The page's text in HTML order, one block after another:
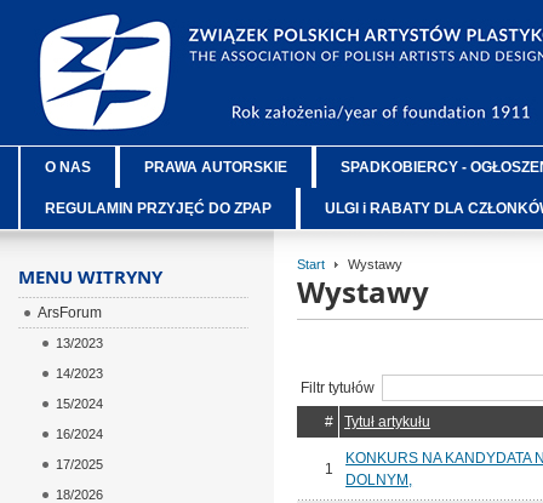
O NAS PRAWA AUTORSKIE SPADKOBIERCY -
REGULAMIN PRZYJĘĆ DO ZPAP ULGI i RABATY DLA
Start Wystawy
Wystawy
Filtr tytułów
#
Tytuł artykułu
1
KONKURS NA KANDYDATA
DOLNYM,
MENU WITRYNY
ArsForum
13/2023
14/2023
15/2024
16/2024
17/2025
18/2026